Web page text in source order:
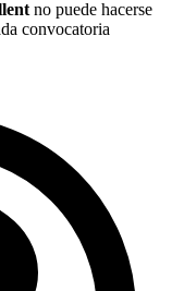
no puede hacerse
convocatoria